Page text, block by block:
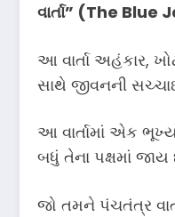
વાર્તા” (The
આ વાર્તા અહંકાર,
સાથે જીવનની
આ વાર્તામાં એક
બધું તેના પક્ષમાં
જો તમને પંચતંત્ર